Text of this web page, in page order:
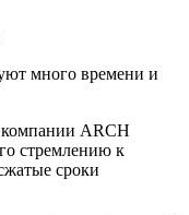
много времени и
компании ARCH
стремлению к
сроки